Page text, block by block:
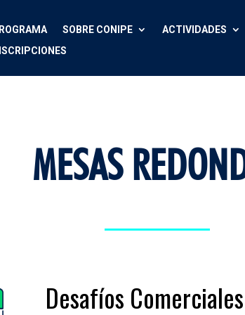
SOBRE CONIPE ACTIVIDADES
MESAS
Desafíos